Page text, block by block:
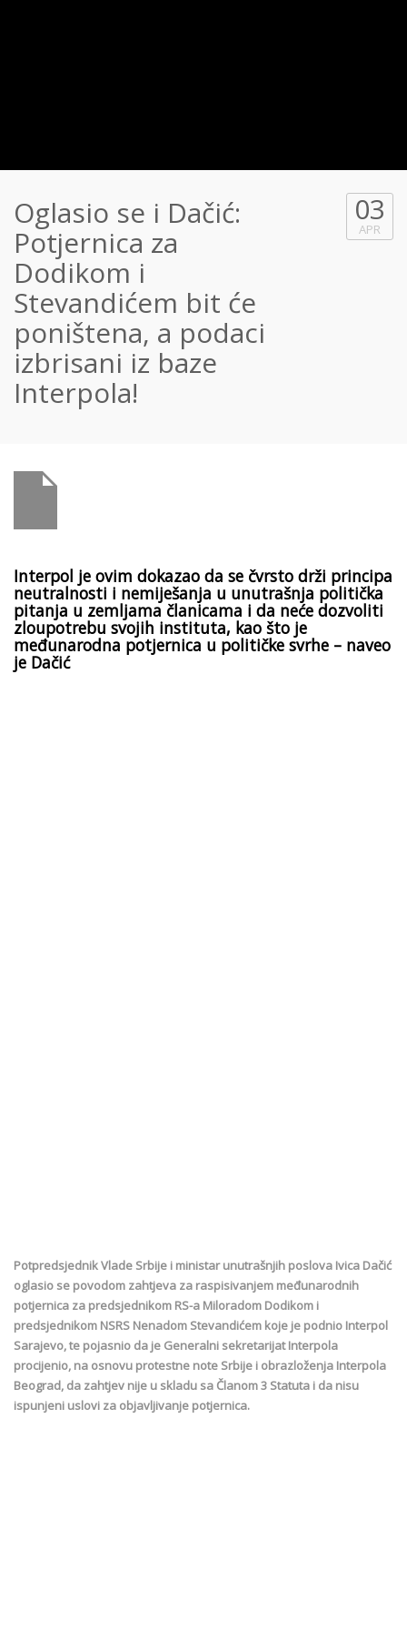
Oglasio se i Dačić:
Potjernica za
Dodikom i
Stevandićem bit će
poništena, a podaci
izbrisani iz baze
Interpola!
03
APR
Interpol je ovim dokazao da se čvrsto drži principa
neutralnosti i nemiješanja u unutrašnja politička
pitanja u zemljama članicama i da neće dozvoliti
zloupotrebu svojih instituta, kao što je
međunarodna potjernica u političke svrhe – naveo
je Dačić
Potpredsjednik Vlade Srbije i ministar unutrašnjih poslova Ivica Dačić
oglasio se povodom zahtjeva za raspisivanjem međunarodnih
potjernica za predsjednikom RS-a Miloradom Dodikom i
predsjednikom NSRS Nenadom Stevandićem koje je podnio Interpol
Sarajevo, te pojasnio da je Generalni sekretarijat Interpola
procijenio, na osnovu protestne note Srbije i obrazloženja Interpola
Beograd, da zahtjev nije u skladu sa Članom 3 Statuta i da nisu
ispunjeni uslovi za objavljivanje potjernica.